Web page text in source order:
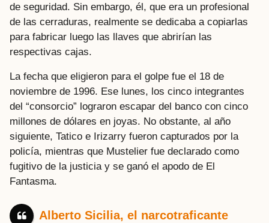
de seguridad. Sin embargo, él, que era un profesional
de las cerraduras, realmente se dedicaba a copiarlas
para fabricar luego las llaves que abrirían las
respectivas cajas.
La fecha que eligieron para el golpe fue el 18 de
noviembre de 1996. Ese lunes, los cinco integrantes
del “consorcio” lograron escapar del banco con cinco
millones de dólares en joyas. No obstante, al año
siguiente, Tatico e Irizarry fueron capturados por la
policía, mientras que Mustelier fue declarado como
fugitivo de la justicia y se ganó el apodo de El
Fantasma.
Alberto Sicilia, el narcotraficante